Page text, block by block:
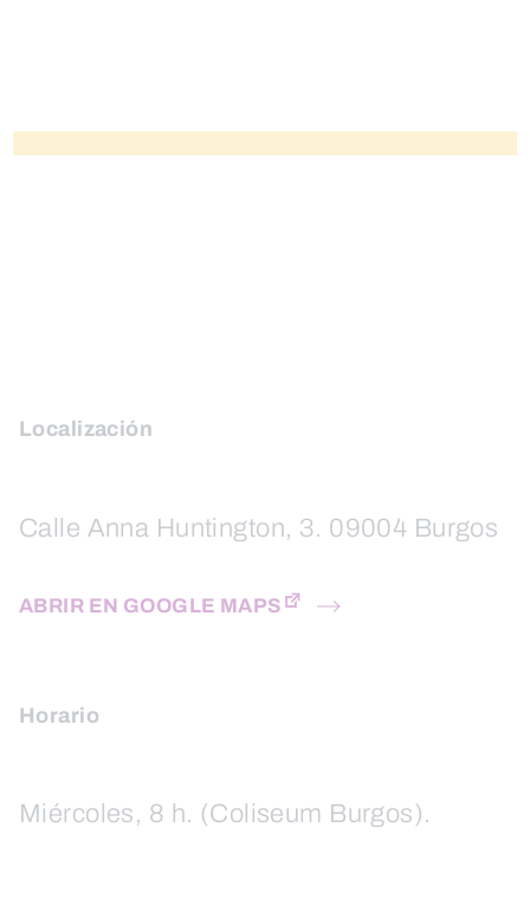
Localización
Calle Anna Huntington, 3. 09004 Burgos
ABRIR EN GOOGLE MAPS
Horario
Miércoles, 8 h. (Coliseum Burgos).